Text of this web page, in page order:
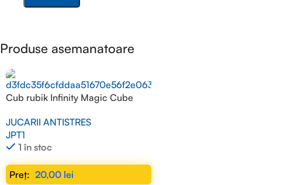
Produse asemanatoare
Cub rubik Infinity Magic Cube
JUCARII ANTISTRES
JPT1
1 în stoc
20,00 lei